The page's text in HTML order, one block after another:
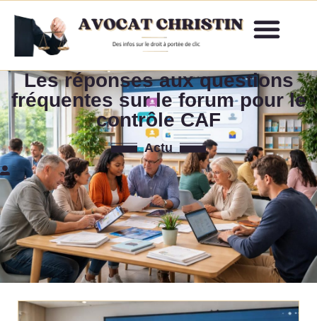
Les réponses aux questions
fréquentes sur le forum pour le
contrôle CAF
Actu